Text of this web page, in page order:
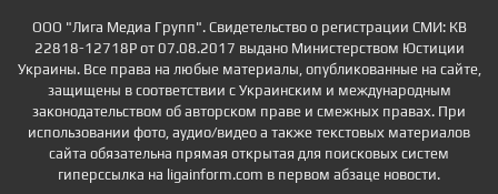
ООО "Лига Медиа Групп". Свидетельство о регистрации СМИ: КВ
22818-12718Р от 07.08.2017 выдано Министерством Юстиции
Украины. Все права на любые материалы, опубликованные на сайте,
защищены в соответствии с Украинским и международным
законодательством об авторском праве и смежных правах. При
использовании фото, аудио/видео а также текстовых материалов
сайта обязательна прямая открытая для поисковых систем
гиперссылка на ligainform.com в первом абзаце новости.